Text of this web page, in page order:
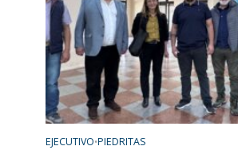
EJECUTIVO•PIEDRITAS